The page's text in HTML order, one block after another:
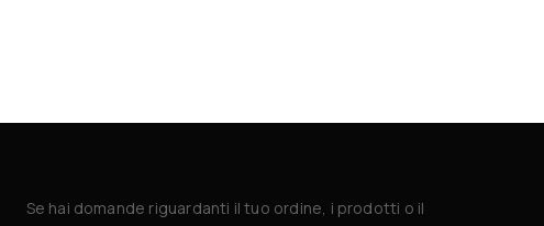
Se hai domande riguardanti il tuo ordine, i prodotti o il